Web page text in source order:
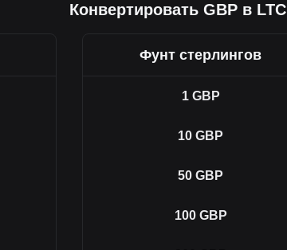
Конвертировать GBP в LTC
Фунт стерлингов
1 GBP
10 GBP
50 GBP
100 GBP